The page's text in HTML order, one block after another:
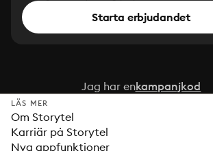
Starta erbjudandet
Jag har enkampanjkod
LÄS MER
Om Storytel
Karriär på Storytel
Nya appfunktioner